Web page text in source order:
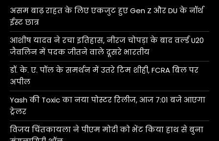
असम बाढ़ राहत के लिए एकजुट हुए Gen Z और DU के नॉर्थ
ईस्ट छात्र
आशीष यादव ने रचा इतिहास, नीरज चोपड़ा के बाद वर्ल्ड U20
जैवलिन में पदक जीतने वाले दूसरे भारतीय
डॉ. के. ए. पॉल के समर्थन में उतरे टिम शीही, FCRA बिल पर
अपील
Yash की Toxic का नया पोस्टर रिलीज, आज 7:01 बजे आएगा
ट्रेलर
विजय चिंतकायला ने पीएम मोदी को भेंट किया हाथ से बुना